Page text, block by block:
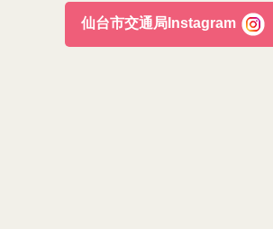
仙台市交通局Instagram